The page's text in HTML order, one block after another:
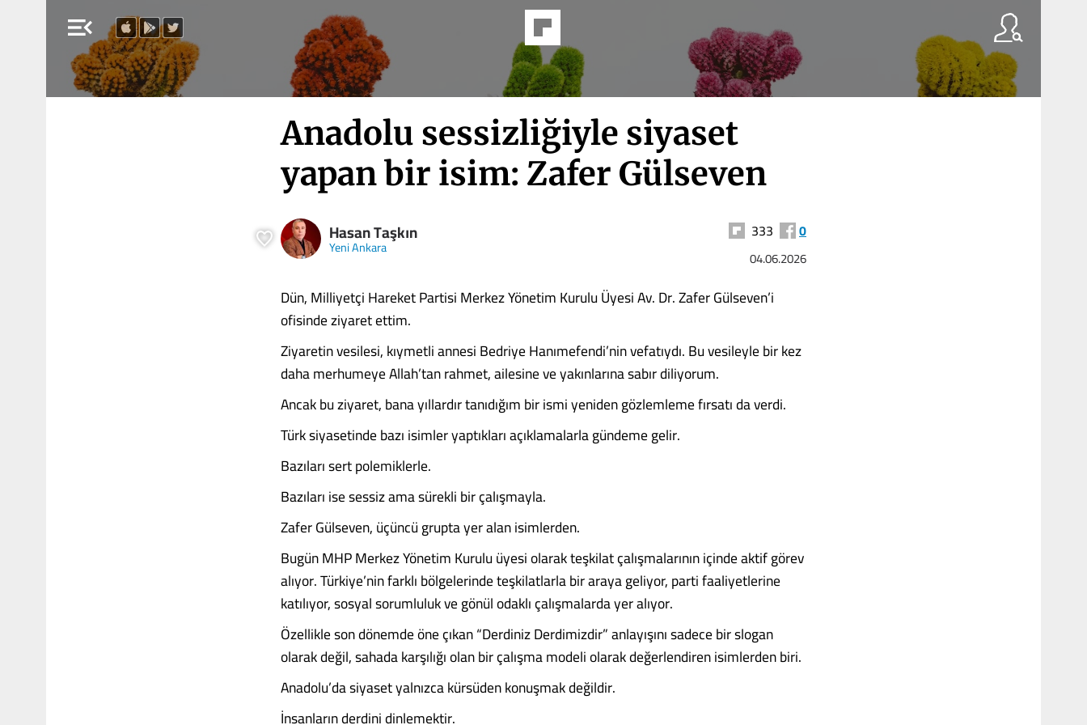
menu_open
Anadolu sessizliğiyle siyaset
yapan bir isim: Zafer Gülseven
Hasan Taşkın
Yeni Ankara
333 0
04.06.2026
Dün, Milliyetçi Hareket Partisi Merkez Yönetim Kurulu Üyesi Av. Dr. Zafer Gülseven’i
ofisinde ziyaret ettim.
Ziyaretin vesilesi, kıymetli annesi Bedriye Hanımefendi’nin vefatıydı. Bu vesileyle bir kez
daha merhumeye Allah’tan rahmet, ailesine ve yakınlarına sabır diliyorum.
Ancak bu ziyaret, bana yıllardır tanıdığım bir ismi yeniden gözlemleme fırsatı da verdi.
Türk siyasetinde bazı isimler yaptıkları açıklamalarla gündeme gelir.
Bazıları sert polemiklerle.
Bazıları ise sessiz ama sürekli bir çalışmayla.
Zafer Gülseven, üçüncü grupta yer alan isimlerden.
Bugün MHP Merkez Yönetim Kurulu üyesi olarak teşkilat çalışmalarının içinde aktif görev
alıyor. Türkiye’nin farklı bölgelerinde teşkilatlarla bir araya geliyor, parti faaliyetlerine
katılıyor, sosyal sorumluluk ve gönül odaklı çalışmalarda yer alıyor.
Özellikle son dönemde öne çıkan “Derdiniz Derdimizdir” anlayışını sadece bir slogan
olarak değil, sahada karşılığı olan bir çalışma modeli olarak değerlendiren isimlerden biri.
Anadolu’da siyaset yalnızca kürsüden konuşmak değildir.
İnsanların derdini dinlemektir.